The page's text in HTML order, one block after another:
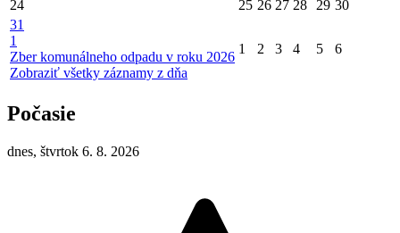
24 25 26 27 28 29 30
31
1
Zber komunálneho odpadu v roku 2026
Zobraziť všetky záznamy z dňa
1 2 3 4 5 6
Počasie
dnes, štvrtok 6. 8. 2026